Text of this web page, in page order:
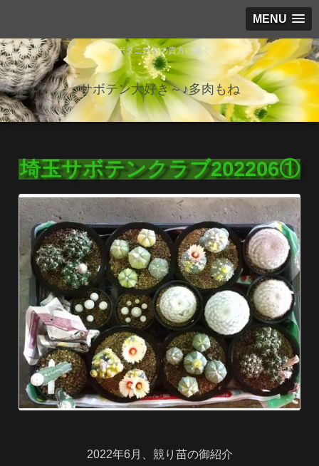
MENU
サボタニ好きの貴方に捧ぐ
サボテン大好き～♪多肉もね
埼玉サボテンクラブ202206①
2022年6月、競り苗の御紹介